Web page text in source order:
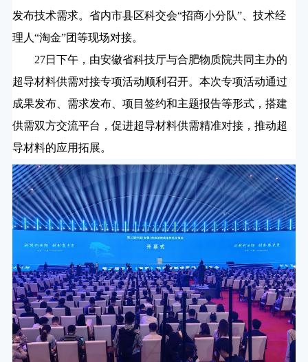
发布技术需求。省内市县区科交会“招商小分队”、技术经
理人“淘金”团等现场对接。
27日下午，由安徽省科技厅与合肥物质院共同主办的
超导材料供需对接专项活动顺利召开。本次专项活动通过
成果发布、需求发布、项目签约和主题报告等形式，搭建
供需双方交流平台，促进超导材料供需精准对接，推动超
导材料的应用拓展。